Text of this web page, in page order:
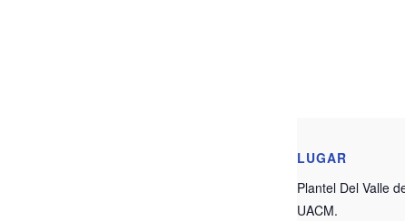
LUGAR
Plantel Del Valle
UACM.